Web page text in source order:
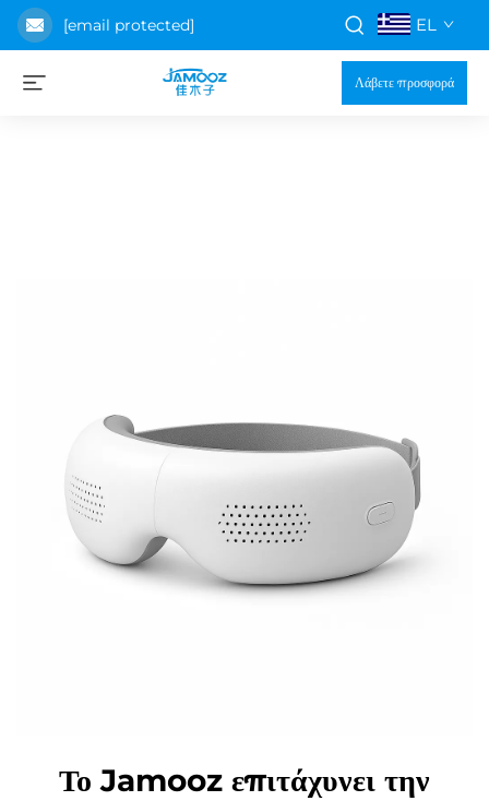
[email protected] EL
Λάβετε προσφορά
Το Jamooz επιτάχυνει την